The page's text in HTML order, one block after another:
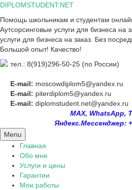
Skip
content
DIPLOMSTUDENT.NET
Помощь школьникам и студентам
Аутсорсинговые услуги для бизнеса на
услуги для бизнеса на заказ. Без
Большой опыт! Качество!
тел.: 8(919)296-50-25 (по России)
E-mail: moscowdiplom5@yandex.ru
E-mail: piterdiplom5@yandex.ru
E-mail: diplomstudent.net@yandex.ru
MAX, WhatsApp,
Яндекс.Мессенджер:
Menu
Главная
Обо мне
Услуги и цены
Гарантии
Мои работы